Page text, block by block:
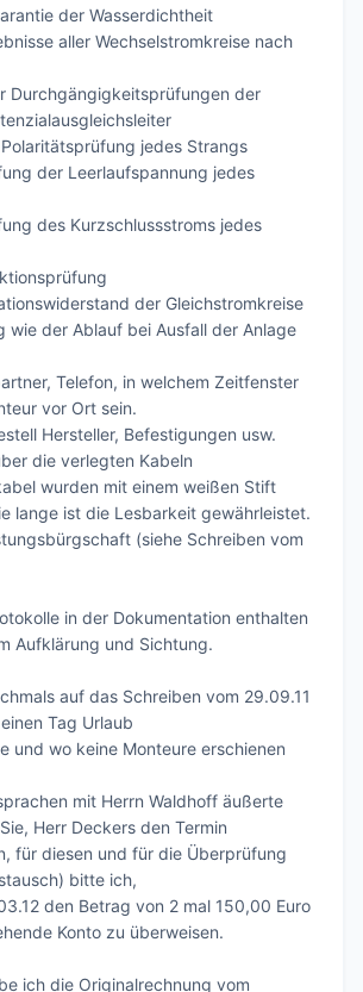
der Wasserdichtheit
vor Ort sein.
lange ist die Lesbarkeit gewährleistet.
in der Dokumentation enthalten
Aufklärung und Sichtung.
auf das Schreiben vom 29.09.11
Tag Urlaub
und wo keine Monteure erschienen
mit Herrn Waldhoff äußerte
Herr Deckers den Termin
für diesen und für die Überprüfung
bitte ich,
den Betrag von 2 mal 150,00 Euro
Konto zu überweisen.
ich die Originalrechnung vom